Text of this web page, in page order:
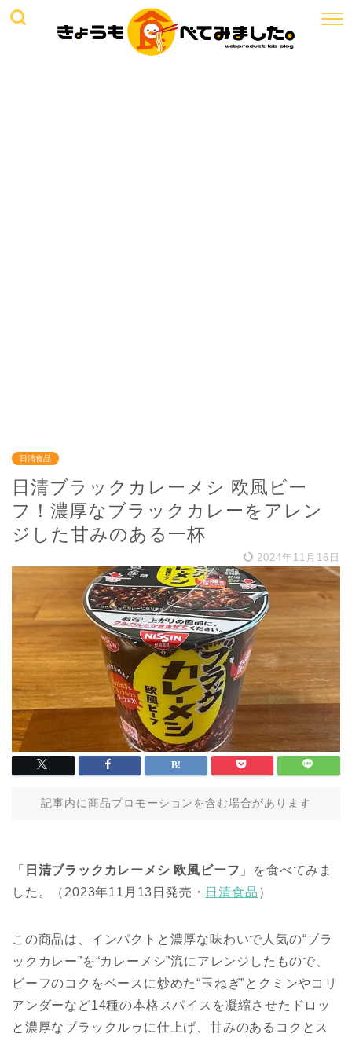
日清食品
日清ブラックカレーメシ 欧風ビー
フ！濃厚なブラックカレーをアレン
ジした甘みのある一杯
2024年11月16日
記事内に商品プロモーションを含む場合があります
「 日清ブラックカレーメシ 欧風ビーフ 」を食べてみま
した。（2023年11月13日発売・ 日清食品 ）
この商品は、インパクトと濃厚な味わいで人気の“ブラ
ックカレー”を“カレーメシ”流にアレンジしたもので、
ビーフのコクをベースに炒めた“玉ねぎ”とクミンやコリ
アンダーなど14種の本格スパイスを凝縮させたドロッ
と濃厚なブラックルゥに仕上げ、甘みのあるコクとス